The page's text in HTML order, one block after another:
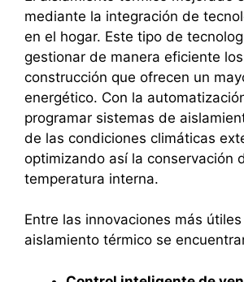
mediante la integración de
en el hogar. Este tipo de
gestionar de manera eficiente
construcción que ofrecen un
energético. Con la
programar sistemas de
de las condiciones climáticas
optimizando así la conservación
temperatura interna.
Entre las innovaciones más
aislamiento térmico se